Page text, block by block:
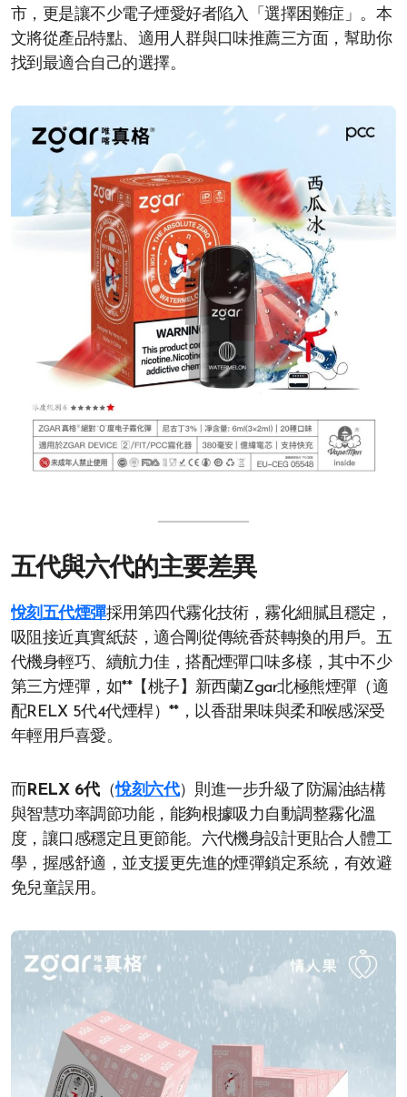
市，更是讓不少電子煙愛好者陷入「選擇困難症」。本
文將從產品特點、適用人群與口味推薦三方面，幫助你
找到最適合自己的選擇。
五代與六代的主要差異
悅刻五代煙彈採用第四代霧化技術，霧化細膩且穩定，
吸阻接近真實紙菸，適合剛從傳統香菸轉換的用戶。五
代機身輕巧、續航力佳，搭配煙彈口味多樣，其中不少
第三方煙彈，如**【桃子】新西蘭Zgar北極熊煙彈（適
配RELX 5代4代煙桿）**，以香甜果味與柔和喉感深受
年輕用戶喜愛。
而RELX 6代（悅刻六代）則進一步升級了防漏油結構
與智慧功率調節功能，能夠根據吸力自動調整霧化溫
度，讓口感穩定且更節能。六代機身設計更貼合人體工
學，握感舒適，並支援更先進的煙彈鎖定系統，有效避
免兒童誤用。